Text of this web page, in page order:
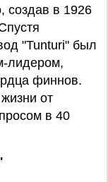
создав в 1926
"Tunturi" был
лидером,
финнов.
от
в 40